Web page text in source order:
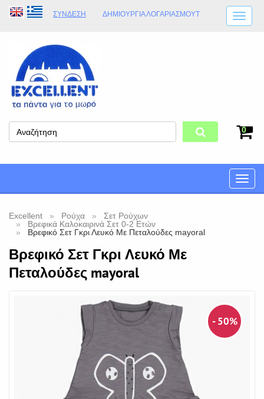
ΣΎΝΔΕΣΗ ΔΗΜΙΟΥΡΓΊΑ ΛΟΓΑΡΙΑΣΜΟΎT
ΩΡΆΡΙΟ ΚΑΤΑΣΤΉΜΑΤΟΣ
ΦΥΣΙΚΌ ΚΑΤΆΣΤΗΜΑ
0
Toggle
Excellent Ρούχα
Σετ Ρούχων
Βρεφικά Καλοκαιρινά Σετ 0-2 Ετών
Βρεφικό Σετ Γκρι Λευκό Με Πεταλούδες mayoral
Βρεφικό Σετ Γκρι Λευκό Με
Πεταλούδες mayoral
- 50%